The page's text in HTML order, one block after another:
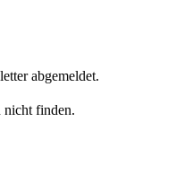
abgemeldet.
nicht finden.